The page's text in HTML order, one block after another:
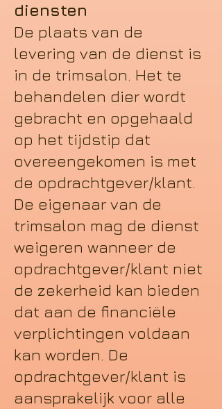
diensten
De plaats van de
levering van de dienst is
in de trimsalon. Het te
behandelen dier wordt
gebracht en opgehaald
op het tijdstip dat
overeengekomen is met
de opdrachtgever/klant.
De eigenaar van de
trimsalon mag de dienst
weigeren wanneer de
opdrachtgever/klant niet
de zekerheid kan bieden
dat aan de financiële
verplichtingen voldaan
kan worden. De
opdrachtgever/klant is
aansprakelijk voor alle